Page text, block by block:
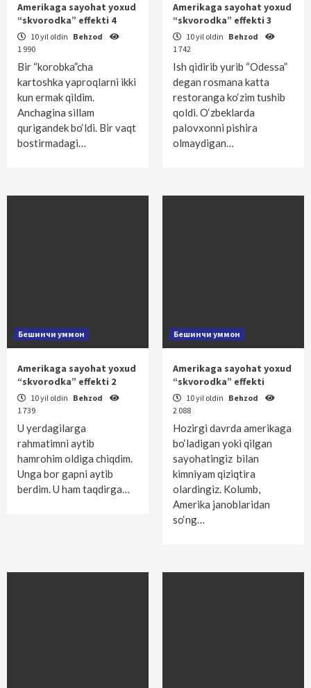
Amerikaga sayohat yoxud
“skvorodka” effekti 4
10 yil oldin Behzod
1 990
Bir “korobka”cha
kartoshka yaproqlarni ikki
kun ermak qildim.
Anchagina sillam
qurigandek bo‘ldi. Bir vaqt
bostirmadagi…
Amerikaga sayohat yoxud
“skvorodka” effekti 3
10 yil oldin Behzod
1 742
Ish qidirib yurib “Odessa”
degan rosmana katta
restoranga ko‘zim tushib
qoldi. O‘zbeklarda
palovxonni pishira
olmaydigan…
Бешинчи уммон
Amerikaga sayohat yoxud
“skvorodka” effekti 2
10 yil oldin Behzod
1 739
U yerdagilarga
rahmatimni aytib
hamrohim oldiga chiqdim.
Unga bor gapni aytib
berdim. U ham taqdirga…
Бешинчи уммон
Amerikaga sayohat yoxud
“skvorodka” effekti
10 yil oldin Behzod
2 088
Hozirgi davrda amerikaga
bo‘ladigan yoki qilgan
sayohatingiz bilan
kimniyam qiziqtira
olardingiz. Kolumb,
Amerika janoblaridan
so‘ng…